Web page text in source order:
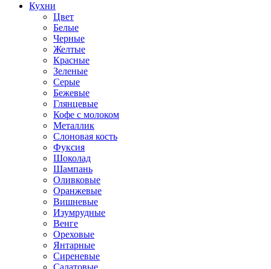
Кухни
Цвет
Белые
Черные
Желтые
Красные
Зеленые
Серые
Бежевые
Глянцевые
Кофе с молоком
Металлик
Слоновая кость
Фуксия
Шоколад
Шампань
Оливковые
Оранжевые
Вишневые
Изумрудные
Венге
Ореховые
Янтарные
Сиреневые
Салатовые